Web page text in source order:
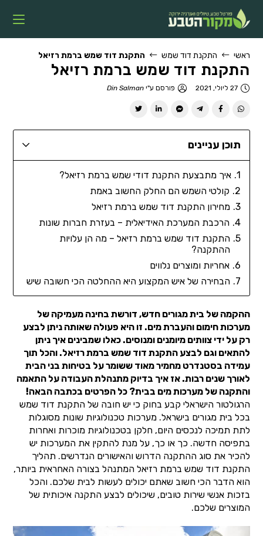
ראשי התקנת דוד שמש התקנת דוד שמש ברמת רזיאל
התקנת דוד שמש ברמת רזיאל
27 ליולי, 2021 פורסם ע"יDin Salman
תוכן עניינים
איך מתבצעת התקנת דודי שמש ברמת רזיאל?
קולטי השמש הם החלק החשוב באמת
מחירון התקנת דוד שמש ברמת רזיאל
הרכבת המערכת האידיאלית – בעזרת חברות שונות
התקנת דוד שמש ברמת רזיאל – מה הן עלויות
ההתקנה?
אחריות ומוצרים נלווים
הבחירה של איש המקצוע היא ההחלטה הכי חשובה שיש
ההקמה של בית מגורים חדש, דורשת בחינה מעמיקה של
מערכות חימום והעברת מים. זו היא פעולה שאותה ניתן לבצע
רק על ידי צוותים מיומנים ומנוסים. כאלו שמבינים איך ניתן
להתאים וגם לבצע התקנת דוד שמש ברמת רזיאל. והכל תוך
עמידה בסטנדרט מחמיר מאוד ששומר על בטיחות בני הבית
לאורך שנים רבות. אז איך בדיוק מתנהלת העבודה על התאמה
והתקנה של מערכות מים בבית? כל הפרטים בכתבה הבאה!
הרגולטור הישראלי קבע בחוק כי יש חובה של התקנת דוד שמש
בכל בית מגורים בישראל. מערכות טכנולוגיות שונות מסוגלות
לתת תמיכה לנכסים היום, חלקן בטכנולוגיות מוכרות ואחרות
בתפיסה חדשה. כך או כך, על מנת להתקין את המערכות יש
להכיר את סוג ההתקנה הדרוש והאישורים הנדרשים. תהליך
התקנת דוד שמש ברמת רזיאל המתנהל בצורה האחראית ביותר,
הוא הדבר הכי חשוב שאתם יכולים לעשות לבית שלכם. והכל
בזכות אנשי שירות טובים, שיכולים לבצע התקנה איכותית של
המוצרים שלכם.